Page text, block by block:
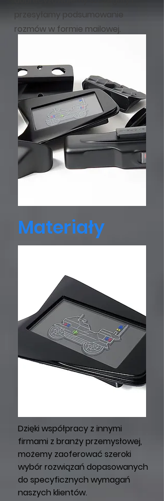
przesyłamy podsumowanie
rozmów w formie mailowej.
Materiały
Dzięki współpracy z innymi
firmami z branży przemysłowej,
możemy zaoferować szeroki
wybór rozwiązań dopasowanych
do specyficznych wymagań
naszych klientów.